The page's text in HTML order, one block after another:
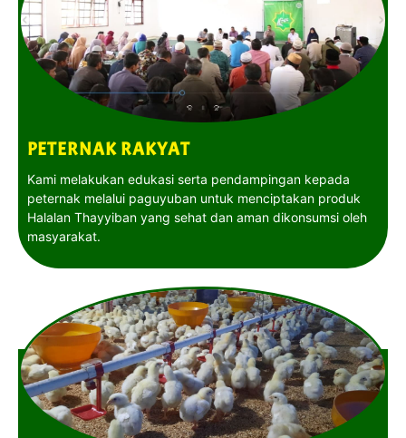
PETERNAK RAKYAT
Kami melakukan edukasi serta pendampingan kepada
peternak melalui paguyuban untuk menciptakan produk
Halalan Thayyiban yang sehat dan aman dikonsumsi oleh
masyarakat.